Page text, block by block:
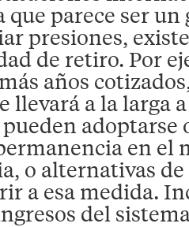
que parece ser
presiones,
de retiro. Por
años
llevará a la larga
adoptarse
en el
o alternativas
a esa medida.
del